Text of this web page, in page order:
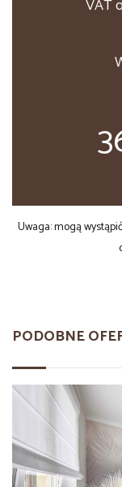
VAT
Uwaga: mogą
PODOBNE